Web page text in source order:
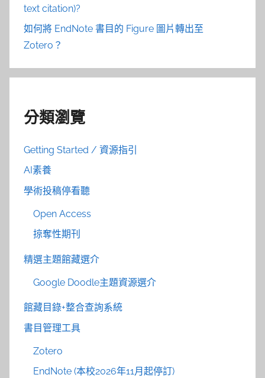
text citation)?
如何將 EndNote 書目的 Figure 圖片轉出至
Zotero？
分類瀏覽
Getting Started / 資源指引
AI素養
學術投稿停看聽
Open Access
掠奪性期刊
精選主題館藏選介
Google Doodle主題資源選介
館藏目錄+整合查詢系統
書目管理工具
Zotero
EndNote (本校2026年11月起停訂)